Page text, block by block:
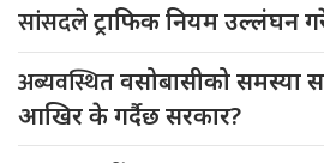
सांसदलेट्राफिक नियम उल्लंघन
अब्यवस्थितवसोबासीको समस्या
आखिर के गर्दैछ सरकार?